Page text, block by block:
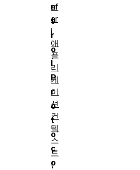
n
t
r
o
l
P
r
o
t
o
c
o
af
ar
i
애
플
리
케
이
션
컨
텍
스
트
(